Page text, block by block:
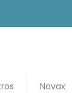
Novax